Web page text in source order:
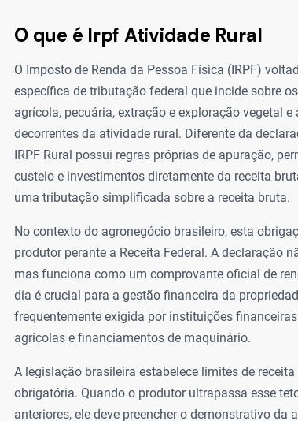
O que é Irpf Atividade Rural
O Imposto de Renda da Pessoa Física (IRPF)
específica de tributação federal que incide sobre
agrícola, pecuária, extração e exploração vegetal
decorrentes da atividade rural. Diferente da
IRPF Rural possui regras próprias de apuração,
custeio e investimentos diretamente da receita
uma tributação simplificada sobre a receita bruta.
No contexto do agronegócio brasileiro, esta
produtor perante a Receita Federal. A declaração
mas funciona como um comprovante oficial de
dia é crucial para a gestão financeira da
frequentemente exigida por instituições
agrícolas e financiamentos de maquinário.
A legislação brasileira estabelece limites de
obrigatória. Quando o produtor ultrapassa esse
anteriores, ele deve preencher o demonstrativo